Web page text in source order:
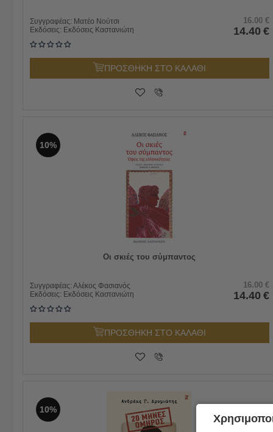
Συγγραφέας: Ματέο Νούτσι
Εκδόσεις: Εκδόσεις Καστανιώτη
16.00 €
14.40 €
ΠΡΟΣΘΗΚΗ ΣΤΟ ΚΑΛΑΘΙ
10%
Οι σκιές του σύμπαντος
Συγγραφέας: Αλέκος Φασιανός
Εκδόσεις: Εκδόσεις Καστανιώτη
16.00 €
14.40 €
ΠΡΟΣΘΗΚΗ ΣΤΟ ΚΑΛΑΘΙ
10%